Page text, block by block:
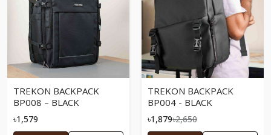
TREKON BACKPACK
BP008 – BLACK
৳1,579
TREKON BACKPACK
BP004 - BLACK
৳1,879৳2,650